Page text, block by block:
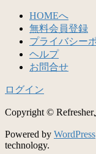
HOMEへ
無料会員登録
プライバシー
ヘルプ
お問合せ
ログイン
Copyright ©
Powered by WordPress
technology.